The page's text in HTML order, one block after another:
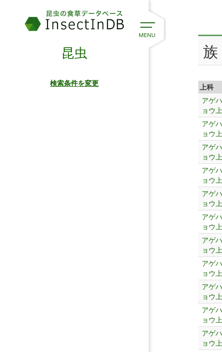
族
上科
アゲ
ョウ
アゲ
ョウ
アゲ
ョウ
アゲ
ョウ
アゲ
ョウ
アゲ
ョウ
アゲ
ョウ
アゲ
ョウ
アゲ
ョウ
アゲ
ョウ
アゲ
ョウ
昆虫
検索条件を変更